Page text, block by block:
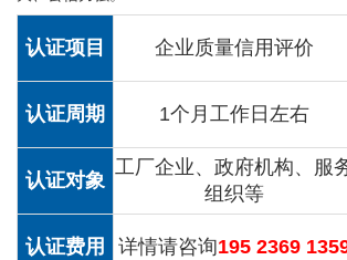
认证项目 企业质量信用评价
认证周期 1个月工作日左右
认证对象
工厂企业、政府机构、服
组织等
认证费用 详情请咨询195 2369